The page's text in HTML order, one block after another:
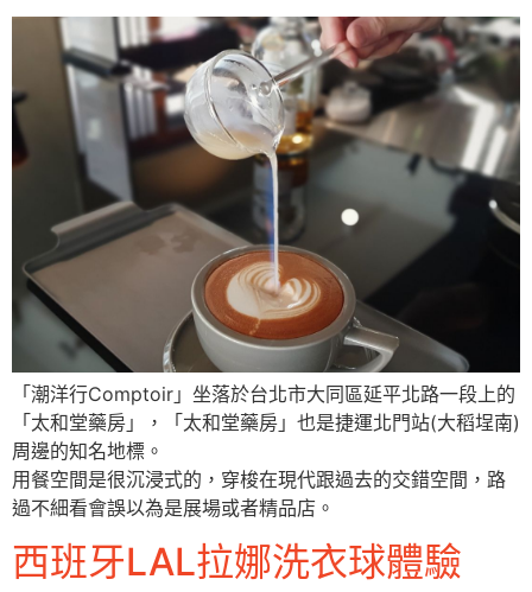
「潮洋行Comptoir」坐落於台北市大同區延平北路一段上的
「太和堂藥房」，「太和堂藥房」也是捷運北門站(大稻埕南)
周邊的知名地標。
用餐空間是很沉浸式的，穿梭在現代跟過去的交錯空間，路
過不細看會誤以為是展場或者精品店。
西班牙LAL拉娜洗衣球體驗